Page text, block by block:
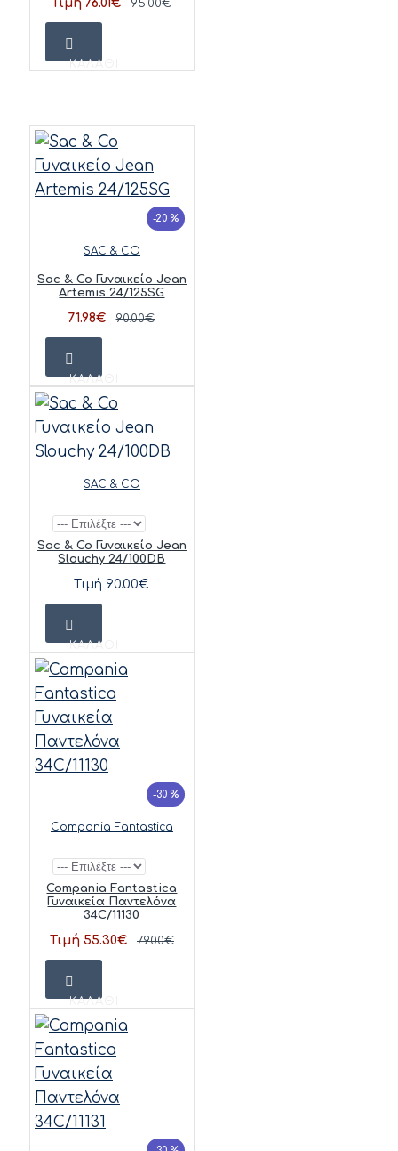
Τιμή 76.01€ 95.00€
ΚΑΛΆΘΙ
-20 %
SAC & CO
Sac & Co Γυναικείο Jean
Artemis 24/125SG
71.98€ 90.00€
ΚΑΛΆΘΙ
SAC & CO
Sac & Co Γυναικείο Jean
Slouchy 24/100DB
Τιμή 90.00€
ΚΑΛΆΘΙ
-30 %
Compania Fantastica
Compania Fantastica
Γυναικεία Παντελόνα
34C/11130
Τιμή 55.30€ 79.00€
ΚΑΛΆΘΙ